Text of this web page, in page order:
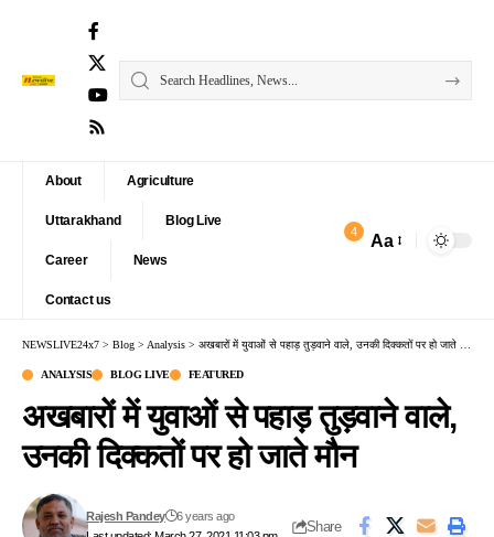
About Agriculture
Uttarakhand Blog Live
Career News
Contact us
4 Aa
NEWSLIVE24x7 > Blog > Analysis > अखबारों में युवाओं से पहाड़ तुड़वाने वाले, उनकी दिक्कतों पर हो जाते मौन
ANALYSIS BLOG LIVE FEATURED
अखबारों में युवाओं से पहाड़ तुड़वाने वाले,
उनकी दिक्कतों पर हो जाते मौन
Rajesh Pandey 6 years ago
Share